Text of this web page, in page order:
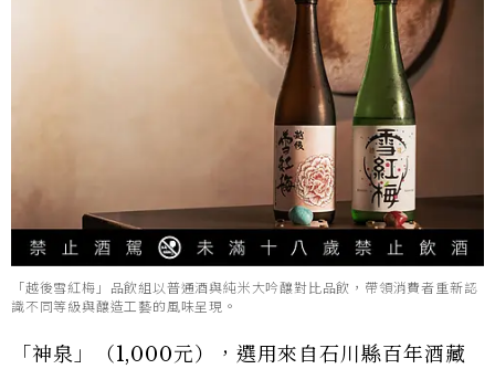
「越後雪紅梅」品飲組以普通酒與純米大吟釀對比品飲，帶領消費者重新認
識不同等級與釀造工藝的風味呈現。
「神泉」（1,000元），選用來自石川縣百年酒藏